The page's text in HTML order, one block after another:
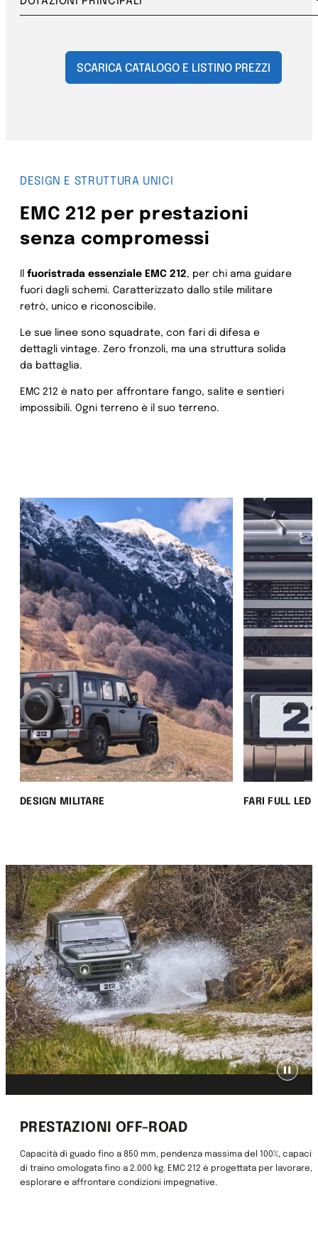
SCARICA CATALOGO E LISTINO PREZZI
DESIGN MILITARE FARI FULL LED
DESIGN E STRUTTURA UNICI
EMC 212 per prestazioni
senza compromessi
fuoristrada essenziale EMC 212, per chi ama guidare
fuori dagli schemi. Caratterizzato dallo stile militare
retrò, unico e riconoscibile.
Le sue linee sono squadrate, con fari di difesa e
dettagli vintage. Zero fronzoli, ma una struttura solida
da battaglia.
EMC 212 è nato per affrontare fango, salite e sentieri
impossibili. Ogni terreno è il suo terreno.
PRESTAZIONI OFF-ROAD
Capacità di guado fino a 850 mm, pendenza massima del 100%,
di traino omologata fino a 2.000 kg. EMC 212 è progettata per lavorare,
esplorare e affrontare condizioni impegnative.